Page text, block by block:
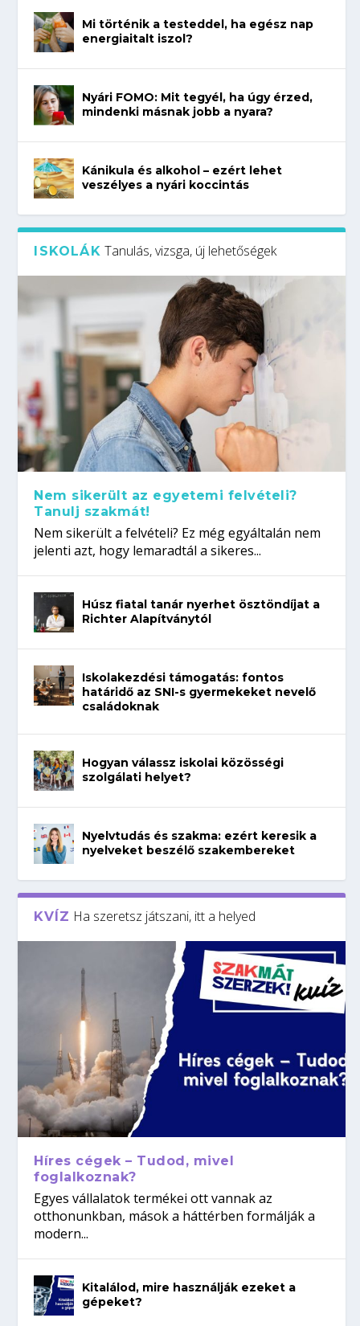
Mi történik a testeddel, ha egész nap
energiaitalt iszol?
Nyári FOMO: Mit tegyél, ha úgy érzed,
mindenki másnak jobb a nyara?
Kánikula és alkohol – ezért lehet
veszélyes a nyári koccintás
ISKOLÁK Tanulás, vizsga, új lehetőségek
Nem sikerült az egyetemi felvételi?
Tanulj szakmát!
Nem sikerült a felvételi? Ez még egyáltalán nem
jelenti azt, hogy lemaradtál a sikeres...
Húsz fiatal tanár nyerhet ösztöndíjat a
Richter Alapítványtól
Iskolakezdési támogatás: fontos
határidő az SNI-s gyermekeket nevelő
családoknak
Hogyan válassz iskolai közösségi
szolgálati helyet?
Nyelvtudás és szakma: ezért keresik a
nyelveket beszélő szakembereket
KVÍZ Ha szeretsz játszani, itt a helyed
Híres cégek – Tudod, mivel
foglalkoznak?
Egyes vállalatok termékei ott vannak az
otthonunkban, mások a háttérben formálják a
modern...
Kitalálod, mire használják ezeket a
gépeket?